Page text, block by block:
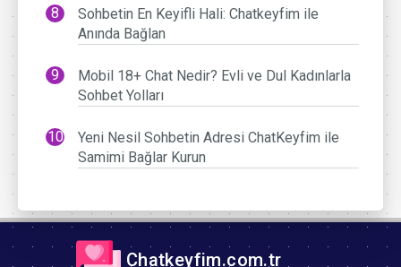
Sohbetin En Keyifli Hali: Chatkeyfim ile
Anında Bağlan
Mobil 18+ Chat Nedir? Evli ve Dul Kadınlarla
Sohbet Yolları
Yeni Nesil Sohbetin Adresi ChatKeyfim ile
Samimi Bağlar Kurun
Chatkeyfim.com.tr